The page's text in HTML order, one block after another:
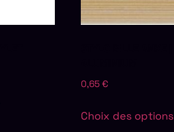
0,65 €
Choix des options